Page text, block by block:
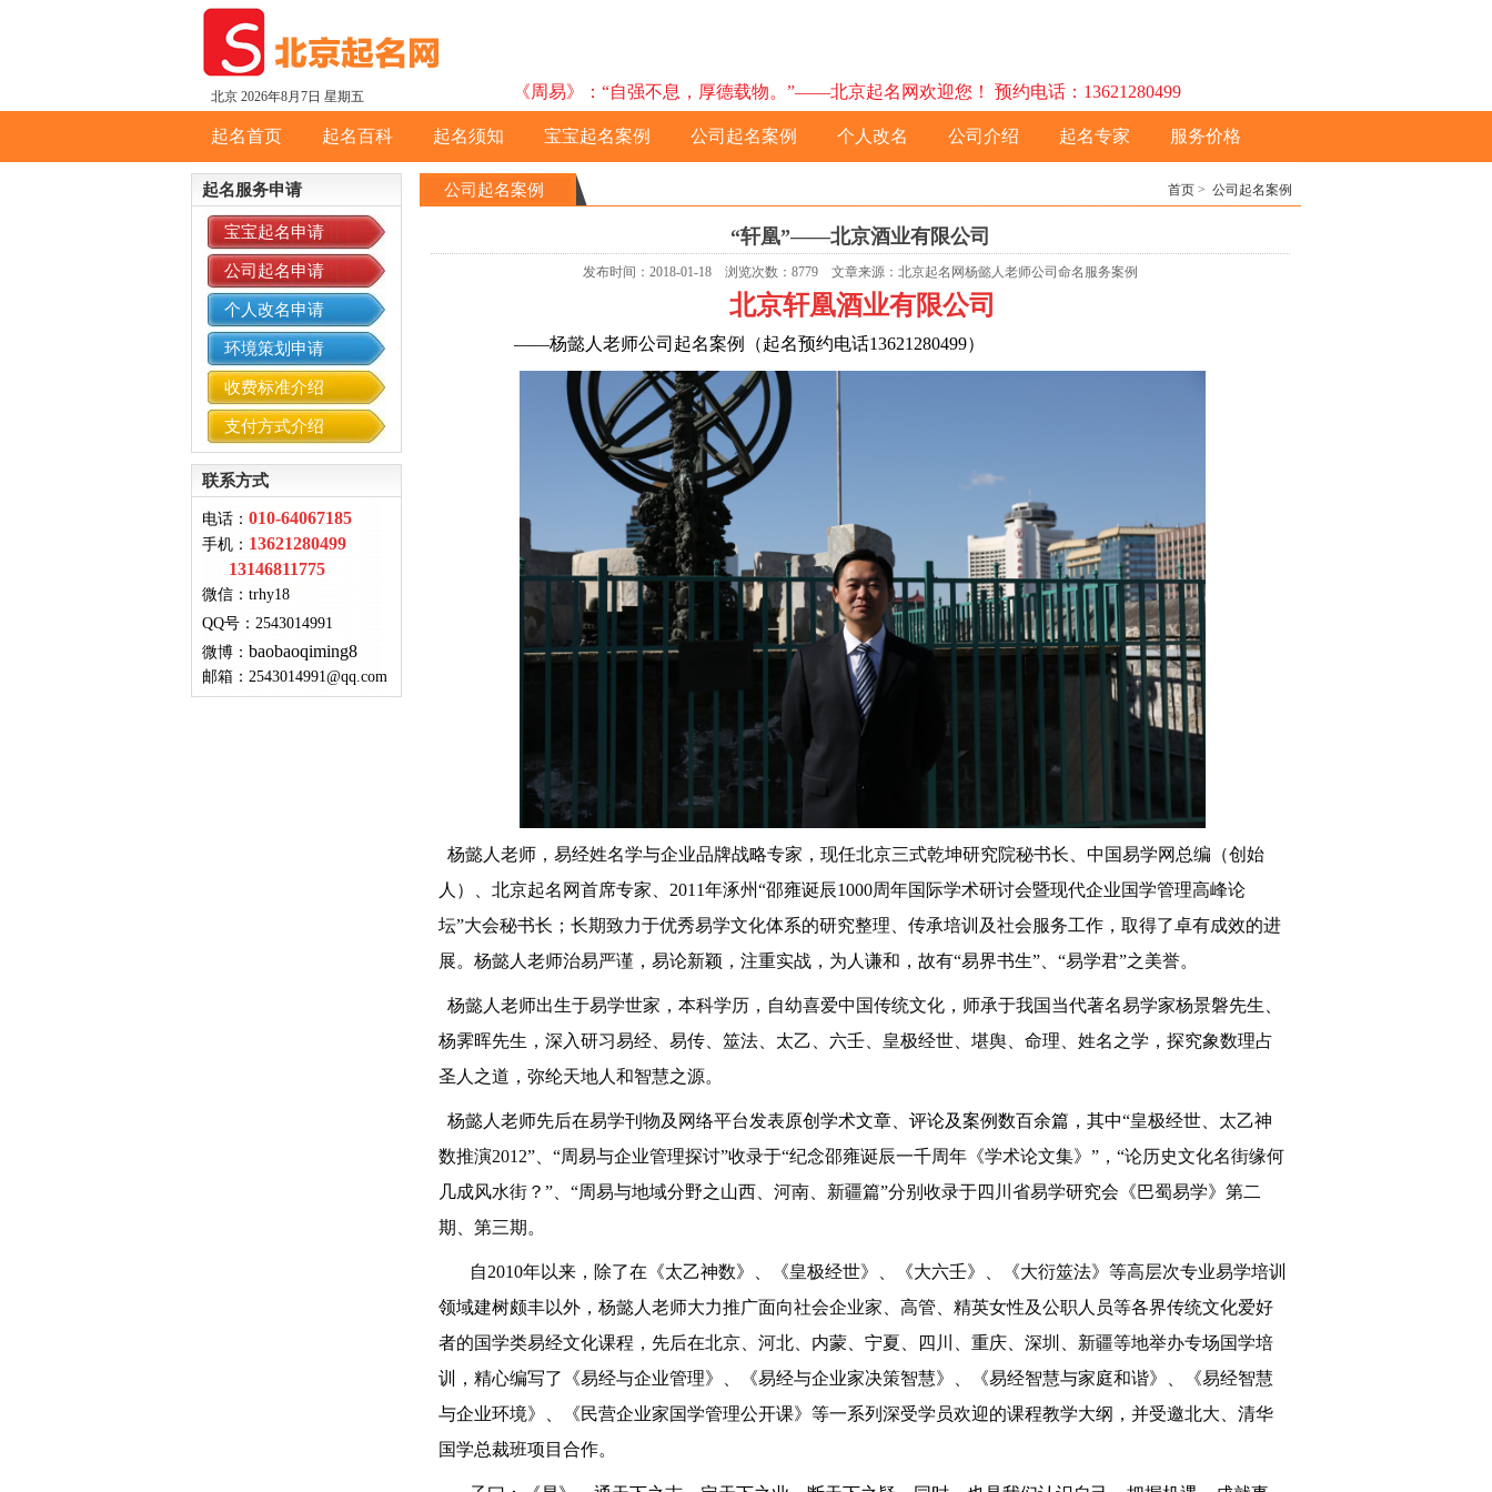
北京 2026年8月7日 星期五 《周易》：“自强不息，厚德载物。”——北京起名网欢迎您！ 预约电话：13621280499
起名首页 起名百科 起名须知 宝宝起名案例 公司起名案例 个人改名 公司介绍 起名专家 服务价格
起名服务申请
宝宝起名申请
公司起名申请
个人改名申请
环境策划申请
收费标准介绍
支付方式介绍
联系方式
电话： 010-64067185
手机： 13621280499
13146811775
微信： trhy18
QQ号 ： 2543014991
微博： baobaoqiming8
邮箱： 2543014991@qq.com
公司起名案例 首页 > 公司起名案例
“轩凰”——北京酒业有限公司
发布时间：2018-01-18 浏览次数：8779 文章来源：北京起名网杨懿人老师公司命名服务案例
北京轩凰酒业有限公司
——杨懿人老师公司 起名案例 （起名预约电话13621280499）
杨懿人老师，易经姓名学与企业品牌战略专家，现任北京三式乾坤研究院秘书长、中国易学网总编（创始
人）、北京起名网首席专家、 2011年涿州“邵雍诞辰1000周年国际学术研讨会暨现代企业国学管理高峰论
坛”大会秘书长；长期致力于优秀易学文化体系的研究整理、传承培训及社会服务工作，取得了卓有成效的进
展。杨懿人老师治易严谨，易论新颖，注重实战，为人谦和，故有“易界书生”、“易学君”之美誉。
杨懿人老师出生于易学世家，本科学历，自幼喜爱中国传统文化， 师承于我国当代著名易学家杨景磐先生、
杨霁晖先生，深入研习易经 易传、筮法、太乙、六壬、皇极经世、堪舆、命理、姓名之学， 探究象数理占
圣人之道， 弥纶天地人和智慧之源。
杨懿人老师先后在易学刊物及网络平台发表原创学术文章 、评论及案例数百余篇， 其中“皇极经世、太乙神
数推演2012”、“周易与企业管理探讨”收录于“纪念邵雍诞辰一千周年《学术论文集》” ， “论历史文化名街缘何
几成风水街？”
“周易与地域分野之山西、河南、新疆篇”分别 收录于四川省易学研究会《巴蜀易学》第二
期
第三期 。
自2010年以来，除了在《太乙神数》、《皇极经世》、《大六壬》、《大衍筮法》等高层次专业易学培训
领域建树颇丰以外，杨懿人老师大力推广面向社会企业家、高管、精英女性及公职人员等各界传统文化爱好
者的国学类易经文化课程，先后在北京、河北、内蒙、宁夏、四川、重庆、深圳、新疆等地举办专场国学培
训，精心编写了《易经与企业管理》、《易经与企业家决策智慧》、《易经智慧与家庭和谐》、《易经智慧
与企业环境》、《民营企业家国学管理公开课》等一系列深受学员欢迎的课程教学大纲，并受邀北大、清华
国学总裁班项目合作。